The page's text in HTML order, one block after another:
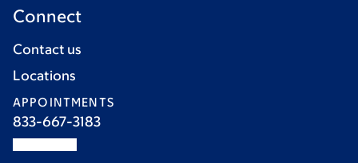
Connect
Contact us
Locations
APPOINTMENTS
833-667-3183